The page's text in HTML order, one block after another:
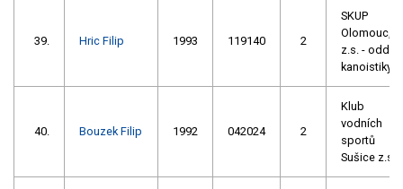
39. Hric Filip 1993 119140 2
SKUP
Olomouc,
z.s. - oddíl
kanoistiky
40. Bouzek Filip 1992 042024 2
Klub
vodních
sportů
Sušice z.s.